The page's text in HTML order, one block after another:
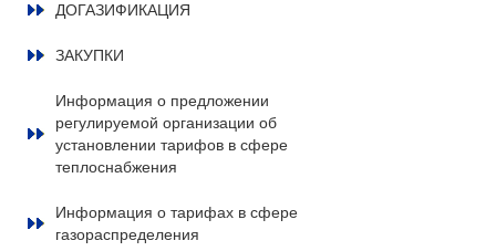
ДОГАЗИФИКАЦИЯ
ЗАКУПКИ
Информация о предложении
регулируемой организации об
установлении тарифов в сфере
теплоснабжения
Информация о тарифах в сфере
газораспределения